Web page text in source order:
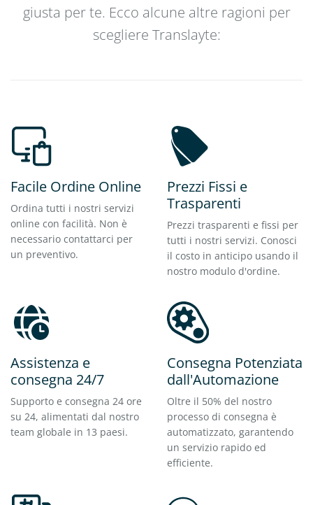
giusta per te. Ecco alcune altre ragioni per
scegliere Translayte:
Facile Ordine Online
Ordina tutti i nostri servizi
online con facilità. Non è
necessario contattarci per
un preventivo.
Prezzi Fissi e
Trasparenti
Prezzi trasparenti e fissi per
tutti i nostri servizi. Conosci
il costo in anticipo usando il
nostro modulo d'ordine.
Assistenza e
consegna 24/7
Supporto e consegna 24 ore
su 24, alimentati dal nostro
team globale in 13 paesi.
Consegna Potenziata
dall'Automazione
Oltre il 50% del nostro
processo di consegna è
automatizzato, garantendo
un servizio rapido ed
efficiente.